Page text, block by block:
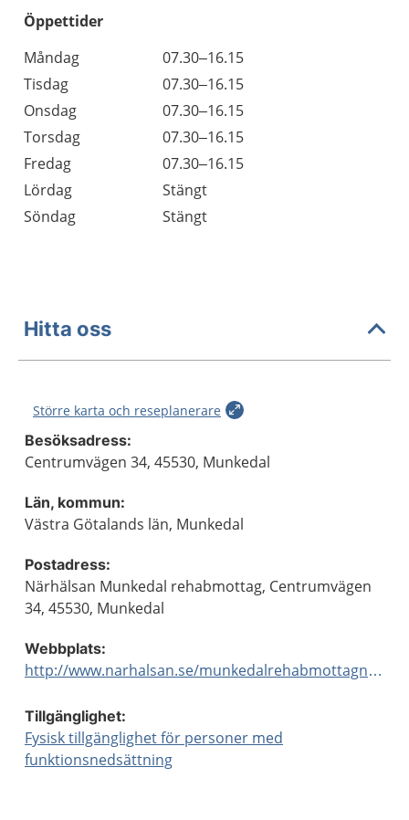
Öppettider
Dag
Öppettider
Kommentarer
Måndag
07.30–16.15
Tisdag
07.30–16.15
Onsdag
07.30–16.15
Torsdag
07.30–16.15
Fredag
07.30–16.15
Lördag
Stängt
Söndag
Stängt
Hitta oss
Större karta och reseplanerare
Besöksadress:
Centrumvägen 34, 45530, Munkedal
Län, kommun:
Västra Götalands län, Munkedal
Postadress:
Närhälsan Munkedal rehabmottag, Centrumvägen
34, 45530, Munkedal
Webbplats:
http://www.narhalsan.se/munkedalrehabmottagning
Tillgänglighet:
Fysisk tillgänglighet för personer med
funktionsnedsättning